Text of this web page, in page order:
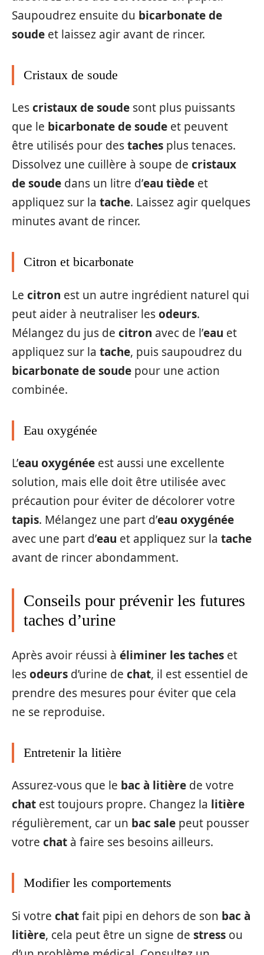
Saupoudrez ensuite du bicarbonate de
soude et laissez agir avant de rincer.
Cristaux de soude
Lescristaux de soude sont plus puissants
que le bicarbonate de soude et peuvent
être utilisés pour destaches plus tenaces.
Dissolvez une cuillère à soupe de cristaux
de soude dans un litre d’eau tiède et
appliquez sur la tache. Laissez agir quelques
minutes avant de rincer.
Citron et bicarbonate
Le citron est un autre ingrédient naturel qui
peut aider à neutraliser lesodeurs.
Mélangez du jus de citron avec de l’eau et
appliquez sur la tache, puis saupoudrez du
bicarbonate de soude pour une action
combinée.
Eau oxygénée
L’eau oxygénée est aussi une excellente
solution, mais elle doit être utilisée avec
précaution pour éviter de décolorer votre
tapis. Mélangez une part d’eau oxygénée
avec une part d’eau et appliquez sur la tache
avant de rincer abondamment.
Conseils pour prévenir les futures
taches d’urine
Après avoir réussi à éliminer les taches et
lesodeurs d’urine de chat, il est essentiel de
prendre des mesures pour éviter que cela
ne se reproduise.
Entretenir la litière
Assurez-vous que le bac à litière de votre
chat est toujours propre. Changez la litière
régulièrement, car un bac sale peut pousser
votre chat à faire ses besoins ailleurs.
Modifier les comportements
Si votre chatfait pipi en dehors de son bac à
litière, cela peut être un signe de stress ou